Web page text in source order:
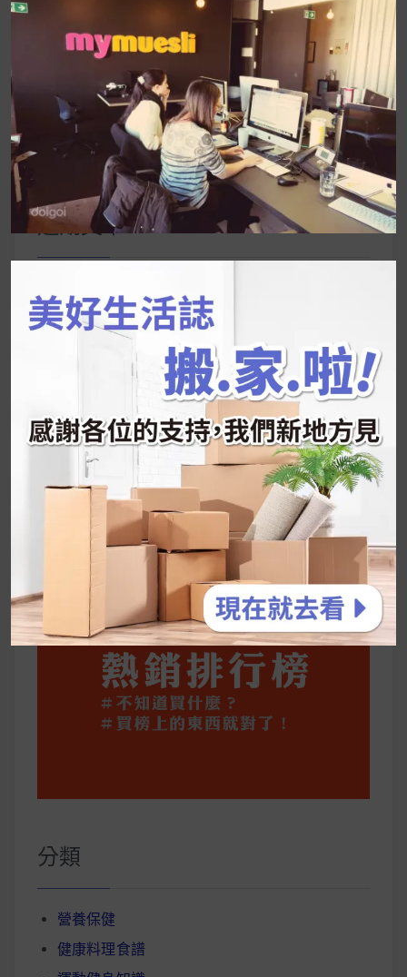
UrMart 為你打造理想生活
鍵
字:
近期文章
推的MZ Diet ！
好吃的蛋白點心還有好玩的運動小遊戲！今年過
年已經等不及帶這盒跟我的親戚、朋友們一起分
2026 過年禮盒推薦｜五款百元健康伴手禮
停用猛健樂後會反彈嗎？作用解析＋停藥後體重
維持全攻略
公主營養師：飲食改變也是能快樂執行的！6 個
你一定要知道的技巧
分類
營養保健
健康料理食譜